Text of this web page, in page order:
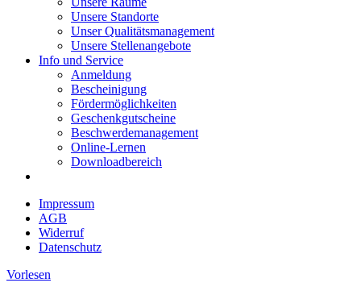
Unsere Standorte
Unser Qualitätsmanagement
Unsere Stellenangebote
Info und Service
Anmeldung
Bescheinigung
Fördermöglichkeiten
Geschenkgutscheine
Beschwerdemanagement
Online-Lernen
Downloadbereich
Impressum
AGB
Widerruf
Datenschutz
Vorlesen